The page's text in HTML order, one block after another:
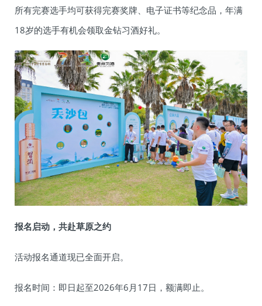
所有完赛选手均可获得完赛奖牌、电子证书等纪念品，年满
18岁的选手有机会领取金钻习酒好礼。
报名启动，共赴草原之约
活动报名通道现已全面开启。
报名时间：即日起至2026年6月17日，额满即止。